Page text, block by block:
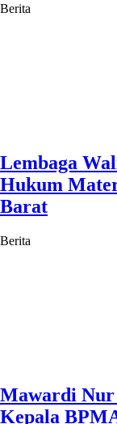
Berita
Lembaga
Hukum
Barat
Berita
Mawardi Nur
Kepala